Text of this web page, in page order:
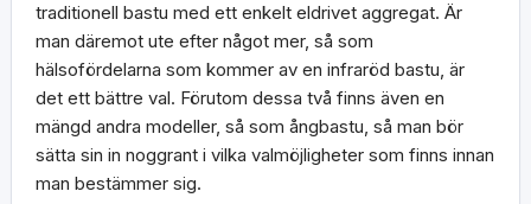
traditionell bastu med ett enkelt eldrivet aggregat. Är
man däremot ute efter något mer, så som
hälsofördelarna som kommer av en infraröd bastu, är
det ett bättre val. Förutom dessa två finns även en
mängd andra modeller, så som ångbastu, så man bör
sätta sin in noggrant i vilka valmöjligheter som finns innan
man bestämmer sig.